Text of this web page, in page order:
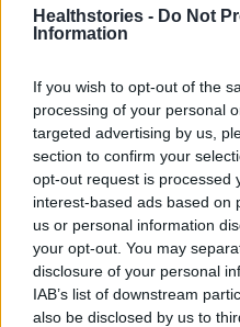
Healthstories - Do Not
Information
If you wish to opt-out of the
processing of your personal
targeted advertising by us,
section to confirm your
opt-out request is processed
interest-based ads based on
us or personal information
your opt-out. You may
disclosure of your personal
IAB’s list of downstream
also be disclosed by us to
EΠΙΣΤΗΜΟΝΙΚΆ
ΕΙΔΉΣΕΙΣ
22
1 2
Τελευταία Νέα